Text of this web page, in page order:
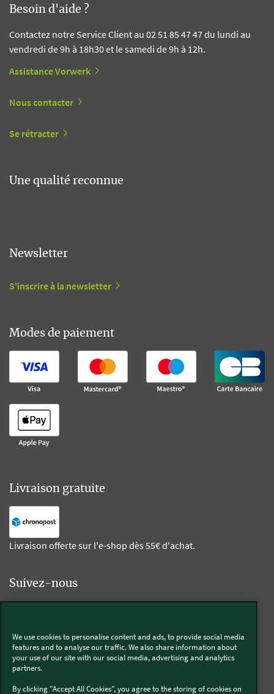
Besoin d'aide ?
Contactez notre Service Client au 02 51 85 47 47 du lundi au
vendredi de 9h à 18h30 et le samedi de 9h à 12h.
Assistance Vorwerk
Nous contacter
Se rétracter
Une qualité reconnue
Newsletter
S'inscrire à la newsletter
Modes de paiement
Livraison gratuite
Livraison offerte sur l'e-shop dès 55€ d'achat.
Suivez-nous
Thermomix®
We use cookies to personalise content and ads, to provide social media
features and to analyse our traffic. We also share information about
your use of our site with our social media, advertising and analytics
partners.
By clicking "Accept All Cookies", you agree to the storing of cookies on